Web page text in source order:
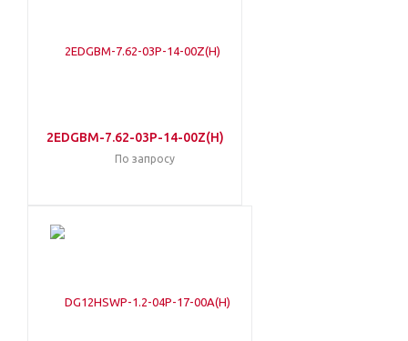
2EDGBM-7.62-03P-14-00Z(H)
По запросу